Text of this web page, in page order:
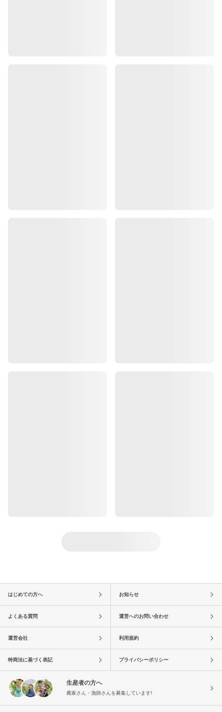
はじめての方へ お知らせ
よくある質問 運営へのお問い合わせ
運営会社 利用規約
特商法に基づく表記 プライバシーポリシー
生産者の方へ
農家さん・漁師さんを募集しています!